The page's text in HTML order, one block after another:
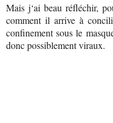
Mais j‘ai beau réfléchir,
comment il arrive à
confinement sous le
donc possiblement viraux.